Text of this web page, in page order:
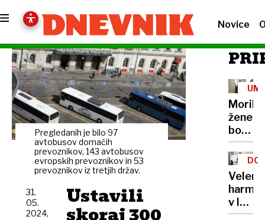
Novice
Pregledanih je bilo 97
avtobusov domačih
prevoznikov, 143 avtobusov
evropskih prevoznikov in 53
prevoznikov iz tretjih držav.
Ustavili
31.
05.
2024,
žene
bo
sedel
21
let
v lov
na